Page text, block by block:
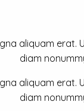
aliquam erat.
diam
aliquam erat.
diam